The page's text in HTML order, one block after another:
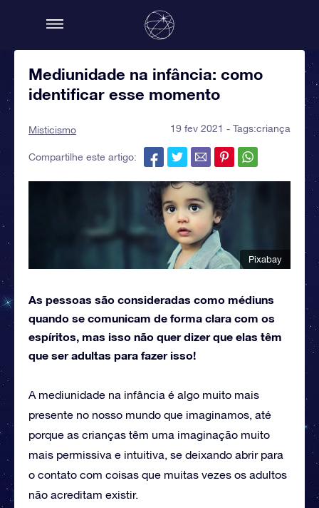
Mediunidade na infância: como
identificar esse momento
Misticismo 19 fev 2021 - Tags:criança
Compartilhe este artigo:
Pixabay
As pessoas são consideradas como médiuns
quando se comunicam de forma clara com os
espíritos, mas isso não quer dizer que elas têm
que ser adultas para fazer isso!
A mediunidade na infância é algo muito mais
presente no nosso mundo que imaginamos, até
porque as crianças têm uma imaginação muito
mais permissiva e intuitiva, se deixando abrir para
o contato com coisas que muitas vezes os adultos
não acreditam existir.